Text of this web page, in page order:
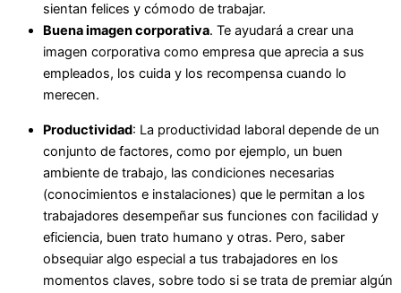
sientan felices y cómodo de trabajar.
Buena imagen corporativa. Te ayudará a crear una
imagen corporativa como empresa que aprecia a sus
empleados, los cuida y los recompensa cuando lo
merecen.
Productividad: La productividad laboral depende de un
conjunto de factores, como por ejemplo, un buen
ambiente de trabajo, las condiciones necesarias
(conocimientos e instalaciones) que le permitan a los
trabajadores desempeñar sus funciones con facilidad y
eficiencia, buen trato humano y otras. Pero, saber
obsequiar algo especial a tus trabajadores en los
momentos claves, sobre todo si se trata de premiar algún